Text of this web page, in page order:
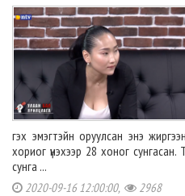
гэх эмэгтэйн оруулсан энэ
хориог үнэхээр 28 хоног
сунга ...
2020-09-16 12:00:00, 2968